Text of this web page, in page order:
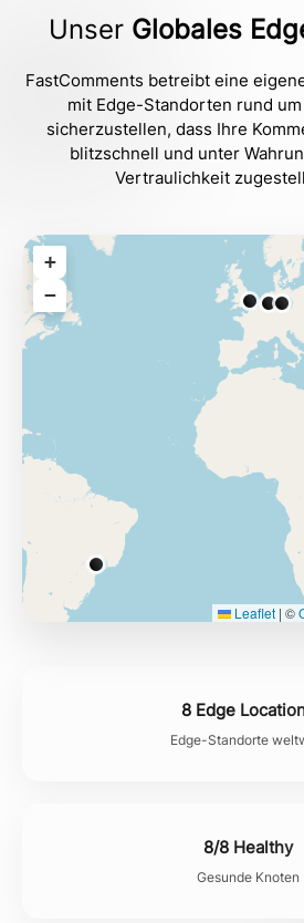
Unser Globales
FastComments betreibt eine
mit Edge-Standorten rund
sicherzustellen, dass Ihre
blitzschnell und unter
Vertraulichkeit
+
−
Leaflet | ©
8 Edge
Edge-Standorte
8/8 Healthy
Gesunde Knoten